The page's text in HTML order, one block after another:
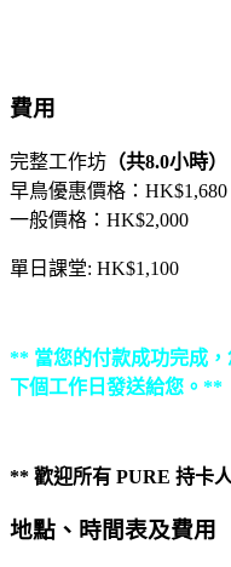
費用
完整工作坊 （共8.0小時）
早鳥優惠價格：HK$1,680
一般價格：HK$2,000
單日課堂: HK$1,100
** 當您的付款成功完成
下個工作日發送給您。**
** 歡迎所有 PURE 持卡
地點、時間表及費用